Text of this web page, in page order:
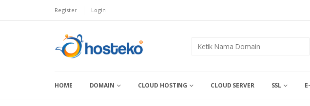
Register Login
HOME DOMAIN CLOUD HOSTING CLOUD SERVER SSL